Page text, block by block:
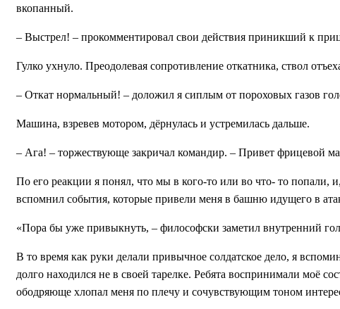
вкопанный.
– Выстрел! – прокомментировал свои действия приникший к
Гулко ухнуло. Преодолевая сопротивление откатника, ствол
– Откат нормальный! – доложил я сиплым от пороховых газов
Машина, взревев мотором, дёрнулась и устремилась дальше.
– Ага! – торжествующе закричал командир. – Привет фрицевой
По его реакции я понял, что мы в кого-то или во что- то попали,
вспомнил события, которые привели меня в башню идущего в
«Пора бы уже привыкнуть, – философски заметил внутренний
В то время как руки делали привычное солдатское дело, я
долго находился не в своей тарелке. Ребята воспринимали моё
ободряюще хлопал меня по плечу и сочувствующим тоном